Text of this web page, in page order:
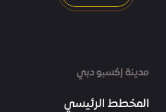
مدينة إكسبو دبي
المخطط الرئيسي